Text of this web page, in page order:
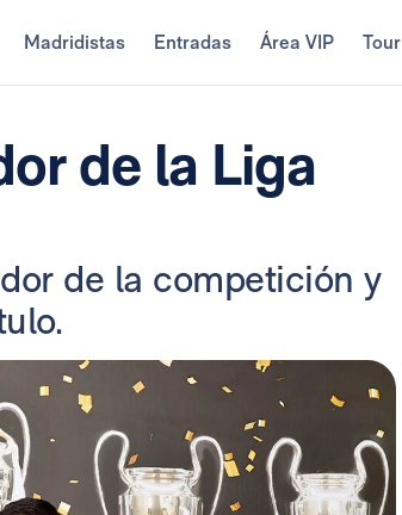
Madridistas Entradas Área VIP Tour
de la Liga
de la competición y